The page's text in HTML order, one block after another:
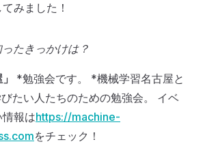
みました！
たきっかけは？
*勉強会です。 *機械学習名古屋と
たい人たちのための勉強会。 イベ
報はhttps://machine-
をチェック！